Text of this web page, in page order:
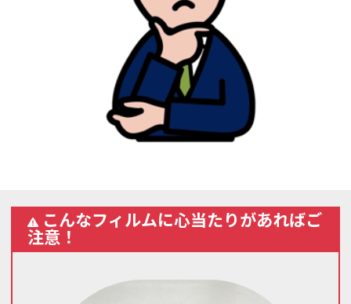
こんなフィルムに心当たりがあればご
注意！